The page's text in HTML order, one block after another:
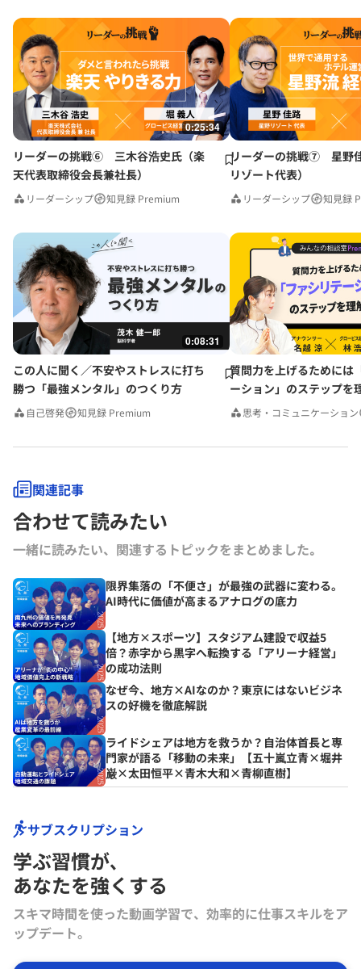
0:25:34
リーダーの挑戦⑥ 三木谷浩史氏（楽
天代表取締役会長兼社長）
リーダーシップ 知見録 Premium
リーダーの挑戦⑦ 星野
リゾート代表）
リーダーシップ 知見録
0:08:31
この人に聞く／不安やストレスに打ち
勝つ「最強メンタル」のつくり方
自己啓発 知見録 Premium
質問力を上げるためには
ーション」のステップを
みんなの相談室Premium
思考・コミュニケーション
関連記事
合わせて読みたい
一緒に読みたい、関連するトピックをまとめました｡
限界集落の「不便さ」が最強の武器に変わる。
AI時代に価値が高まるアナログの底力
【地方×スポーツ】スタジアム建設で収益5
倍？赤字から黒字へ転換する「アリーナ経営」
の成功法則
なぜ今、地方×AIなのか？東京にはないビジネ
スの好機を徹底解説
ライドシェアは地方を救うか？自治体首長と専
門家が語る「移動の未来」【五十嵐立青×堀井
巌×太田恒平×青木大和×青柳直樹】
サブスクリプション
学ぶ習慣が､
あなたを強くする
スキマ時間を使った動画学習で、効率的に仕事スキルをア
ップデート。